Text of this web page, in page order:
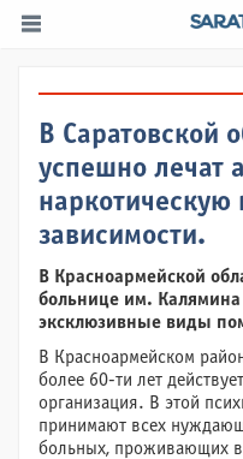
В Саратовской
успешно лечат
наркотическую
зависимости.
В Красноармейской
больнице им.
эксклюзивные виды
В Красноармейском
более 60-ти лет
организация. В этой
принимают всех
больных, проживающих